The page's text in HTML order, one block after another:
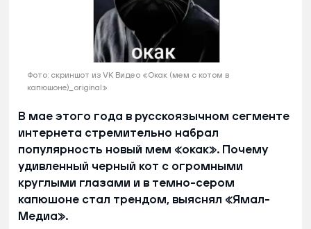
Фото: скриншот из VK Видео «Окак (мем с котом в
капюшоне)_original»
В мае этого года в русскоязычном сегменте
интернета стремительно набрал
популярность новый мем «окак». Почему
удивленный черный кот с огромными
круглыми глазами и в темно-сером
капюшоне стал трендом, выяснял «Ямал-
Медиа».